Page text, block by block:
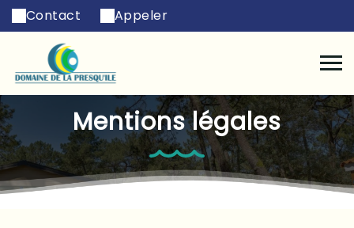
Contact Appeler
Mentions légales